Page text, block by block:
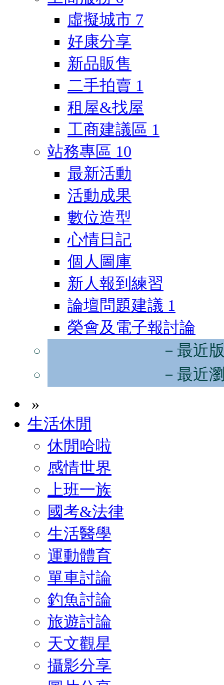
虛擬城市 7
好康分享
新品販售
二手拍賣 1
租屋&找屋
工商建議區 1
站務專區 10
最新活動
活動成果
數位造型
心情日記
個人圖庫
新人報到練習
論壇問題建議 1
榮會及電子報討論
－最近
－最近
»
生活休閒
休閒哈啦
感情世界
上班一族
國考&法律
生活醫學
運動體育
單車討論
釣魚討論
旅遊討論
天文觀星
攝影分享